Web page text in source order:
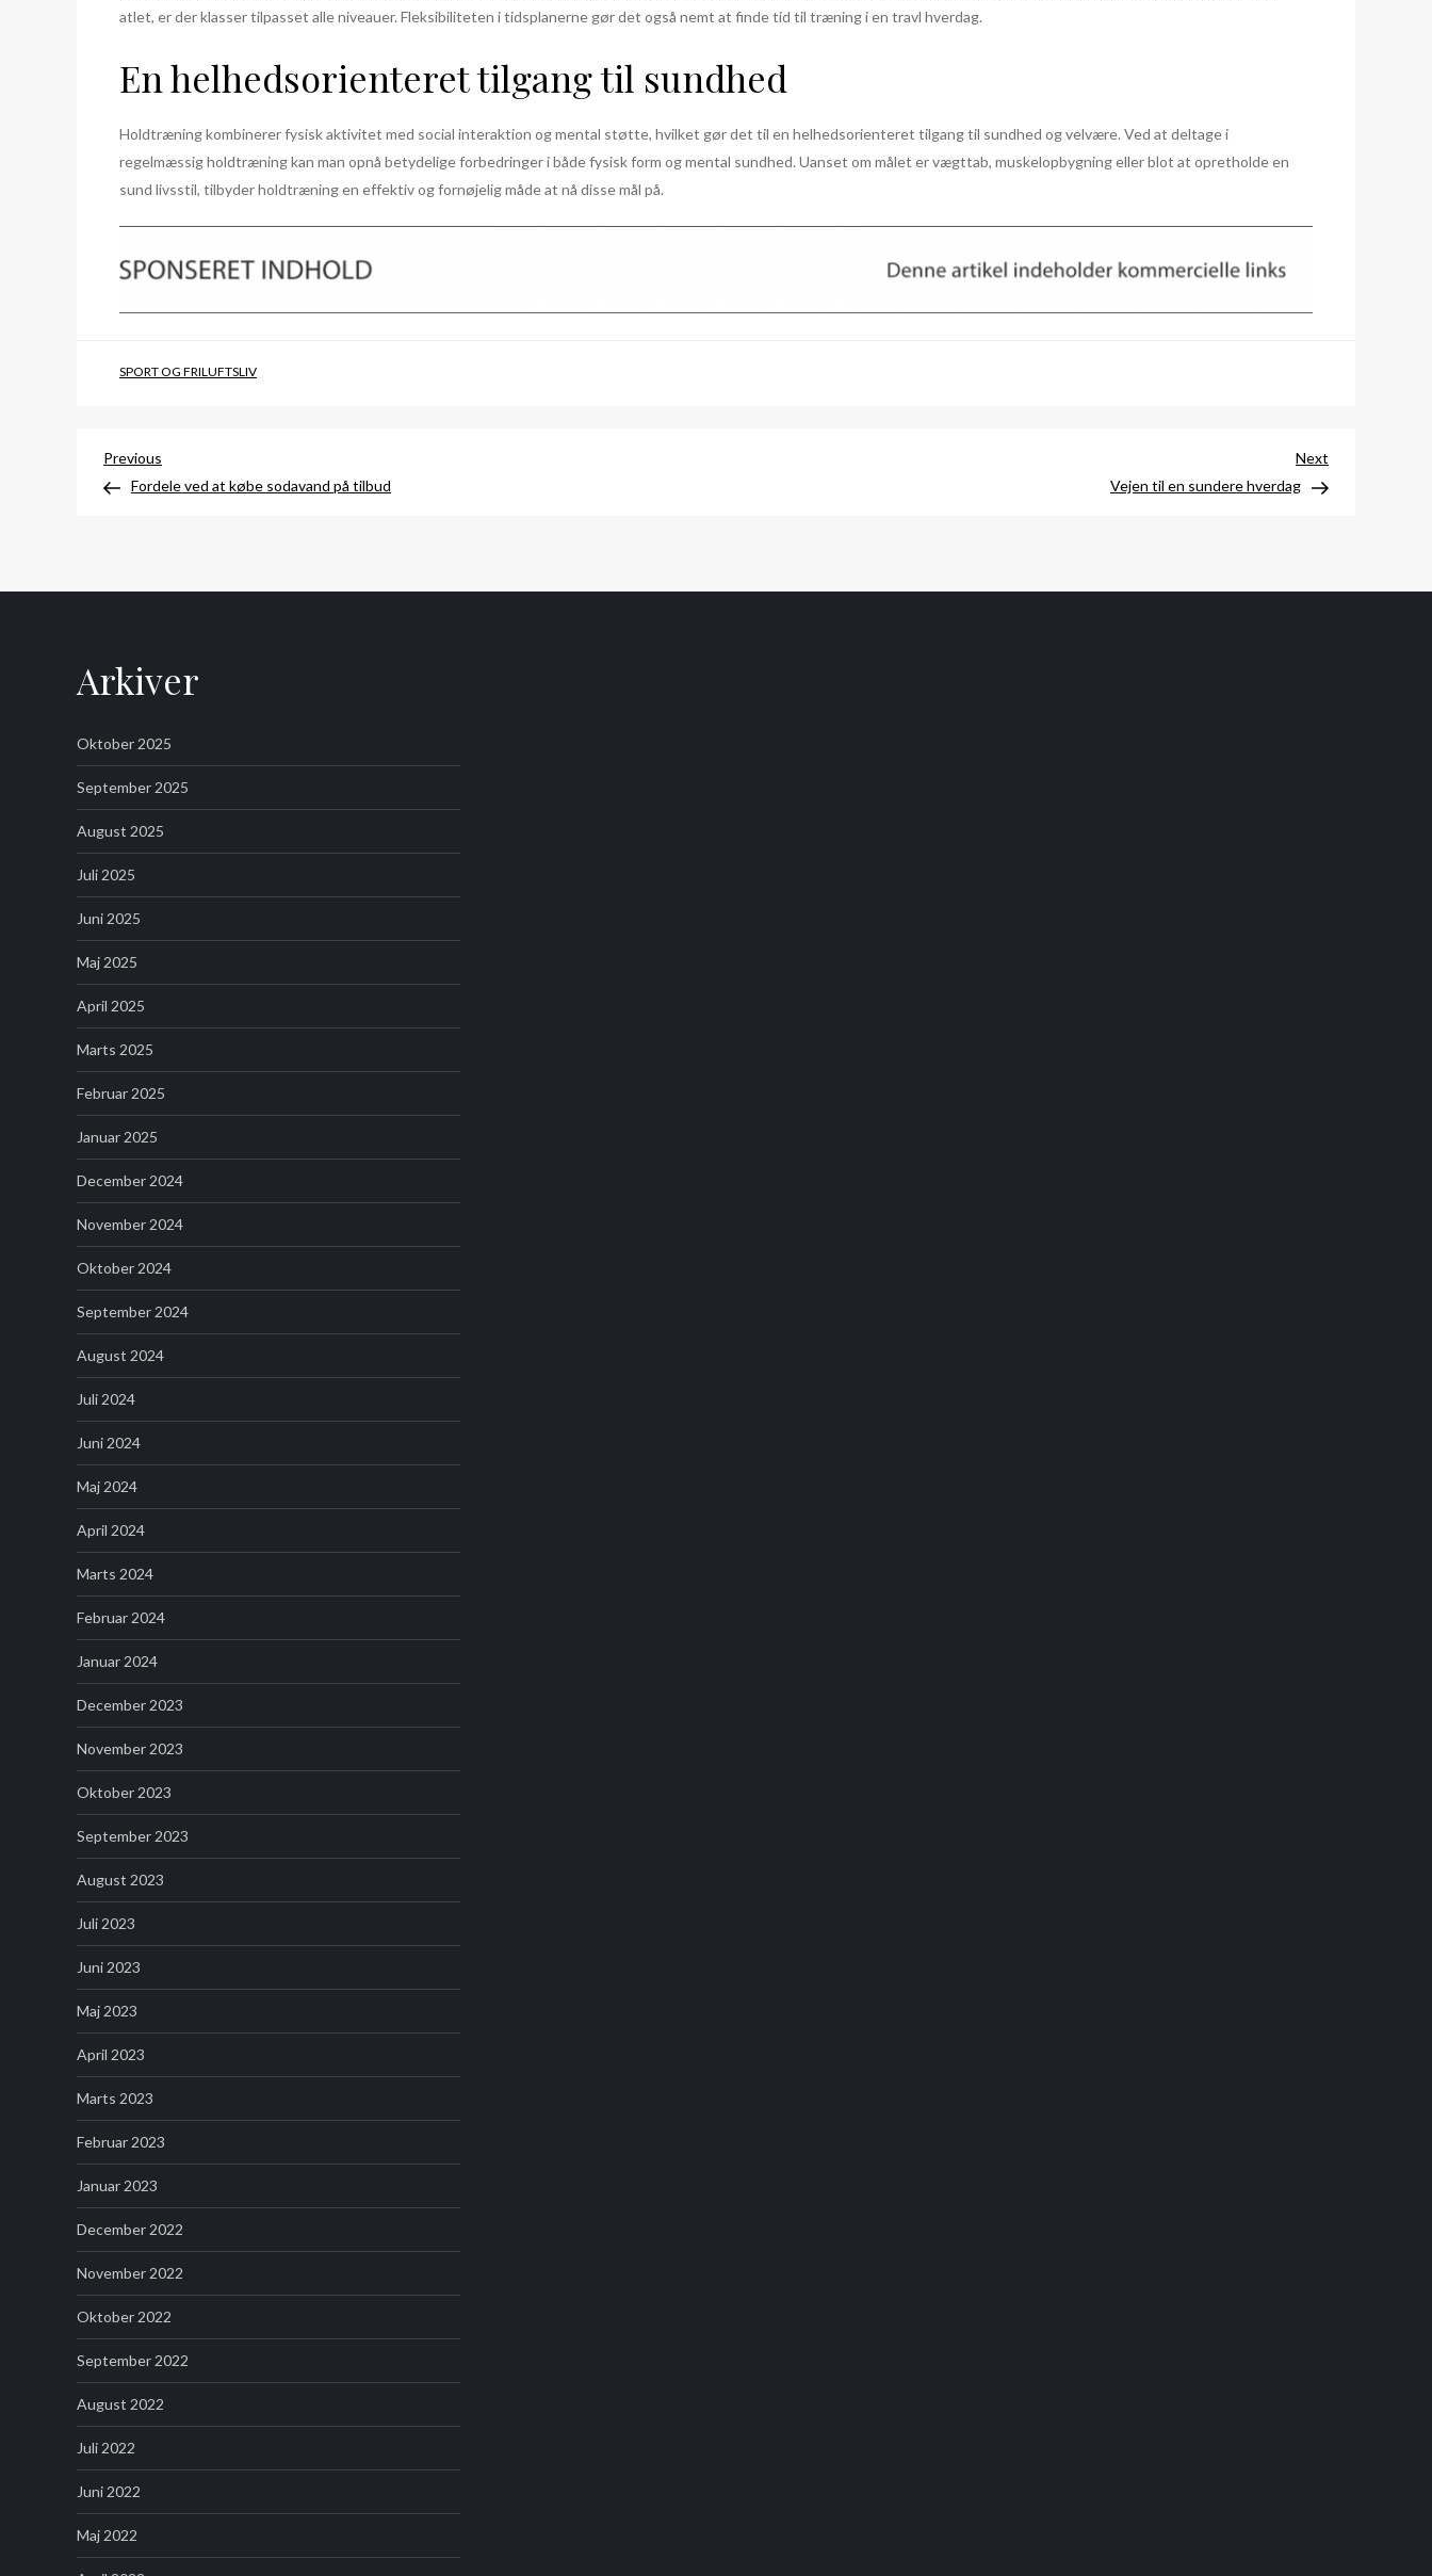
atlet, er der klasser tilpasset alle niveauer. Fleksibiliteten i tidsplanerne gør det også nemt at finde tid til træning i en travl hverdag.
En helhedsorienteret tilgang til sundhed
Holdtræning kombinerer fysisk aktivitet med social interaktion og mental støtte, hvilket gør det til en helhedsorienteret tilgang til sundhed og velvære. Ved at deltage i
regelmæssig holdtræning kan man opnå betydelige forbedringer i både fysisk form og mental sundhed. Uanset om målet er vægttab, muskelopbygning eller blot at opretholde en
sund livsstil, tilbyder holdtræning en effektiv og fornøjelig måde at nå disse mål på.
SPORT OG FRILUFTSLIV
Indlægsnavigation
Previous
Post
Previous
Fordele ved at købe sodavand på tilbud
Post
Next
Vejen til en sundere hverdag
Arkiver
Oktober 2025
September 2025
August 2025
Juli 2025
Juni 2025
Maj 2025
April 2025
Marts 2025
Februar 2025
Januar 2025
December 2024
November 2024
Oktober 2024
September 2024
August 2024
Juli 2024
Juni 2024
Maj 2024
April 2024
Marts 2024
Februar 2024
Januar 2024
December 2023
November 2023
Oktober 2023
September 2023
August 2023
Juli 2023
Juni 2023
Maj 2023
April 2023
Marts 2023
Februar 2023
Januar 2023
December 2022
November 2022
Oktober 2022
September 2022
August 2022
Juli 2022
Juni 2022
Maj 2022